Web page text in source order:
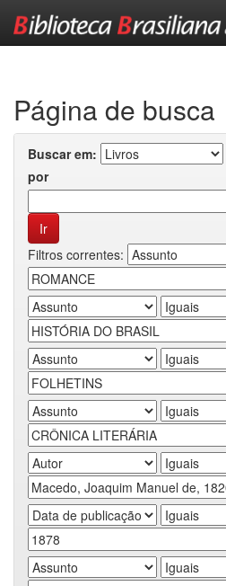
Página de busca
Buscar em:
por
Filtros correntes: